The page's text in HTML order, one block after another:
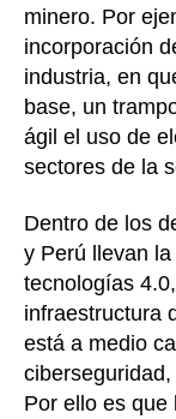
minero. Por
incorporación
industria, en
base, un
ágil el uso de
sectores de la
Dentro de los
y Perú llevan
tecnologías
infraestructura
está a medio
Por ello es que